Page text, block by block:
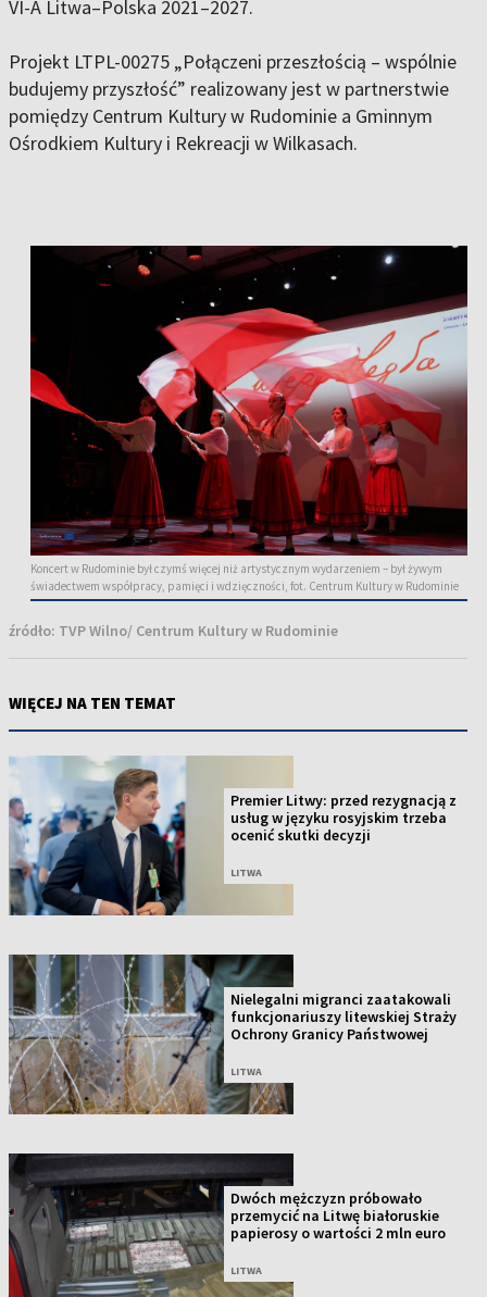
VI-A Litwa–Polska 2021–2027.
Projekt LTPL-00275 „Połączeni przeszłością – wspólnie
budujemy przyszłość” realizowany jest w partnerstwie
pomiędzy Centrum Kultury w Rudominie a Gminnym
Ośrodkiem Kultury i Rekreacji w Wilkasach.
Koncert w Rudominie był czymś więcej niż artystycznym wydarzeniem – był żywym
świadectwem współpracy, pamięci i wdzięczności, fot. Centrum Kultury w Rudominie
źródło: TVP Wilno/ Centrum Kultury w Rudominie
WIĘCEJ NA TEN TEMAT
Premier Litwy: przed rezygnacją z
usług w języku rosyjskim trzeba
ocenić skutki decyzji
LITWA
Nielegalni migranci zaatakowali
funkcjonariuszy litewskiej Straży
Ochrony Granicy Państwowej
LITWA
Dwóch mężczyzn próbowało
przemycić na Litwę białoruskie
papierosy o wartości 2 mln euro
LITWA